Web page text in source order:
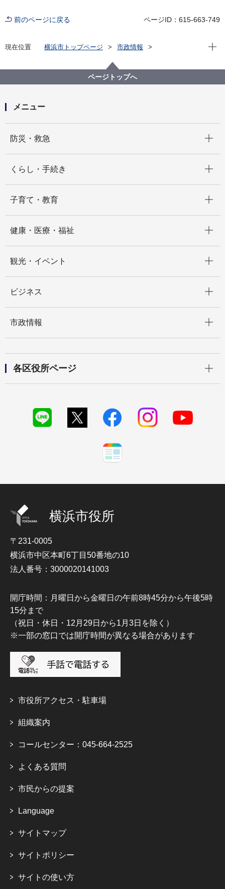
前のページに戻る ページID：615-663-749
現在位置 横浜市トップページ
市政情報
【中止】「防災週間」に横浜市災害対策本部運営訓練
を実施します！
現在
ページトップへ
メニュー
防災・救急
くらし・手続き
子育て・教育
健康・医療・福祉
観光・イベント
ビジネス
市政情報
各区役所ページ
横浜市役所
〒231-0005
横浜市中区本町6丁目50番地の10
法人番号：3000020141003
開庁時間：月曜日から金曜日の午前8時45分から午後5時
15分まで
（祝日・休日・12月29日から1月3日を除く）
※一部の窓口では開庁時間が異なる場合があります
市役所アクセス・駐車場
組織案内
コールセンター：045-664-2525
よくある質問
市民からの提案
Language
サイトマップ
サイトポリシー
サイトの使い方